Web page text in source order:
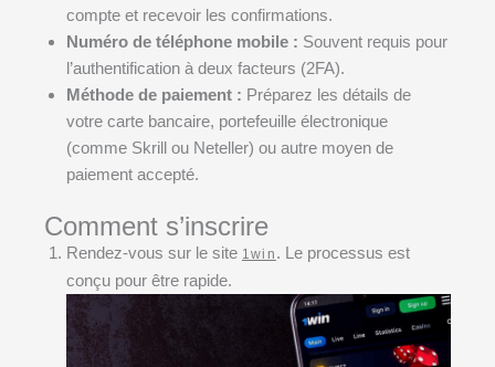
compte et recevoir les confirmations.
Numéro de téléphone mobile : Souvent requis pour
l’authentification à deux facteurs (2FA).
Méthode de paiement : Préparez les détails de
votre carte bancaire, portefeuille électronique
(comme Skrill ou Neteller) ou autre moyen de
paiement accepté.
Comment s’inscrire
Rendez-vous sur le site 1win . Le processus est
conçu pour être rapide.